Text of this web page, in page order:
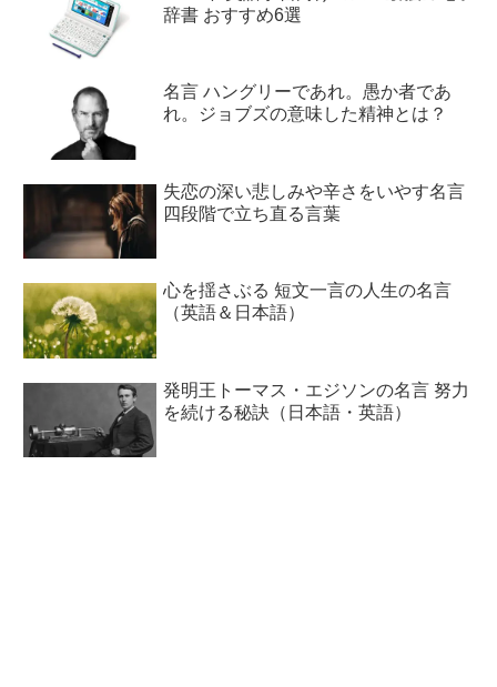
辞書 おすすめ6選
名言 ハングリーであれ。愚か者であ
れ。ジョブズの意味した精神とは？
失恋の深い悲しみや辛さをいやす名言
四段階で立ち直る言葉
心を揺さぶる 短文一言の人生の名言
（英語＆日本語）
発明王トーマス・エジソンの名言 努力
を続ける秘訣（日本語・英語）